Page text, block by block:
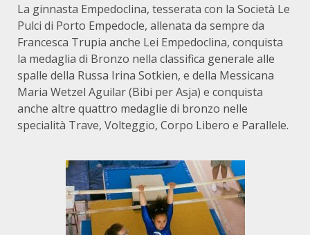
La ginnasta Empedoclina, tesserata con la Società Le
Pulci di Porto Empedocle, allenata da sempre da
Francesca Trupia anche Lei Empedoclina, conquista
la medaglia di Bronzo nella classifica generale alle
spalle della Russa Irina Sotkien, e della Messicana
Maria Wetzel Aguilar (Bibi per Asja) e conquista
anche altre quattro medaglie di bronzo nelle
specialità Trave, Volteggio, Corpo Libero e Parallele.